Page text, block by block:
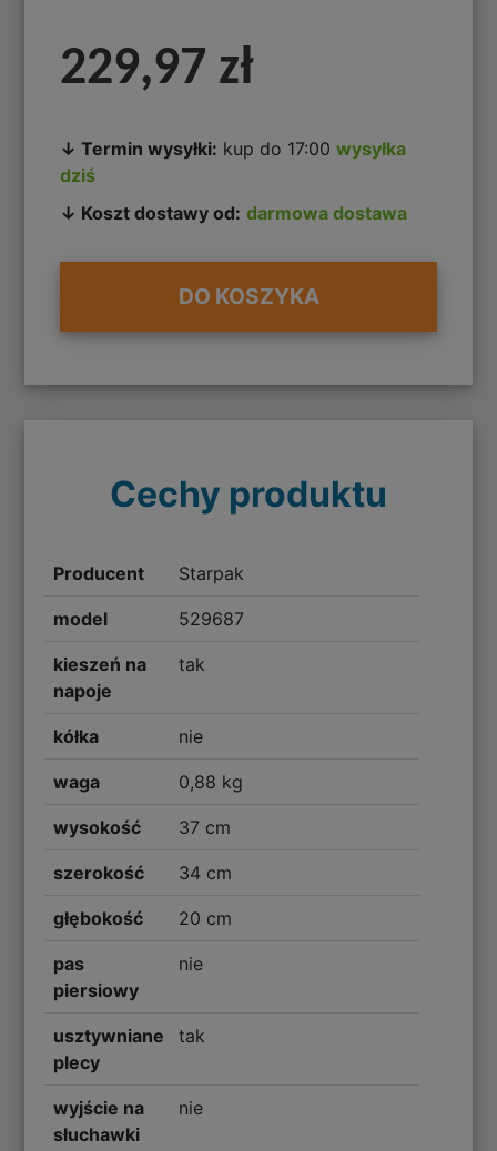
229,97 zł
↓ Termin wysyłki: kup do 17:00wysyłka
dziś
↓ Koszt dostawy od: darmowa dostawa
DO KOSZYKA
Cechy produktu
Producent Starpak
model 529687
kieszeń na
napoje
tak
kółka nie
waga 0,88 kg
wysokość 37 cm
szerokość 34 cm
głębokość 20 cm
pas
piersiowy
nie
usztywniane
plecy
tak
wyjście na
słuchawki
nie